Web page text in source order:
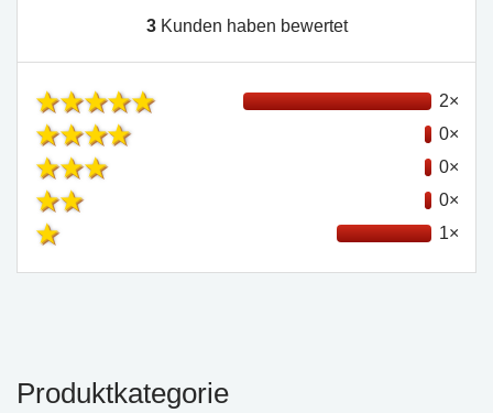
3Kunden haben bewertet
2×
0×
0×
0×
1×
Produktkategorie